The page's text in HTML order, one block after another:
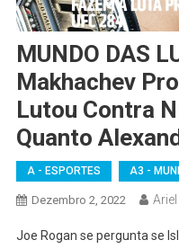
MUNDO DAS
Makhachev
Lutou Contra
Quanto
A - ESPORTES A3 -
Dezembro 2, 2022 Ariel
Joe Rogan se pergunta se